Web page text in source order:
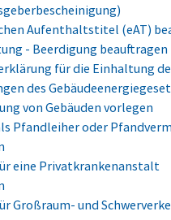
Aufenthaltstitel (eAT)
- Beerdigung beauftragen
für die Einhaltung
des
von Gebäuden vorlegen
Pfandleiher oder
eine Privatkrankenanstalt
Großraum- und